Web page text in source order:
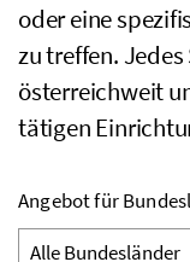
oder eine
zu treffen.
österreichweit
tätigen
Angebot für